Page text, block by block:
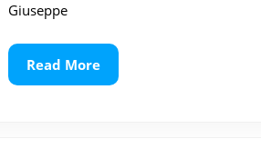
Homme
Giuseppe
Read MoreRead
More